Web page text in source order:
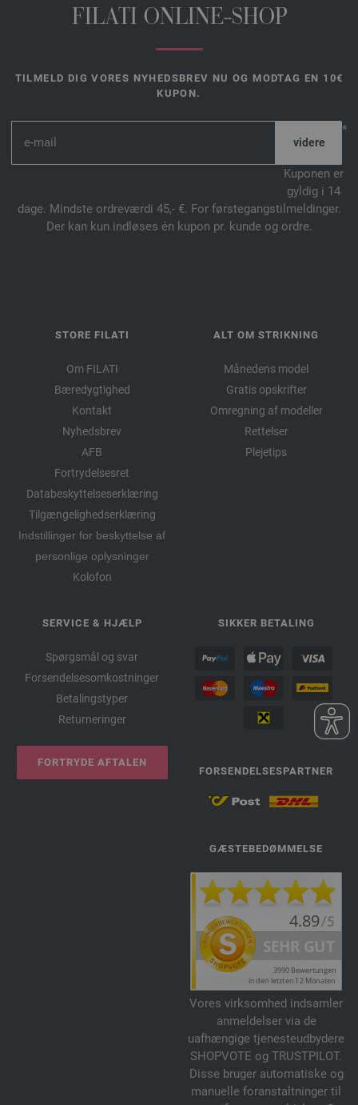
FILATI ONLINE-SHOP
TILMELD DIG VORES NYHEDSBREV NU OG MODTAG EN 10€
KUPON.
*
Kuponen er
gyldig i 14
dage. Mindste ordreværdi 45,- €. For førstegangstilmeldinger.
Der kan kun indløses én kupon pr. kunde og ordre.
STORE FILATI
Om FILATI
Bæredygtighed
Kontakt
Nyhedsbrev
AFB
Fortrydelsesret
Databeskyttelseserklæring
Tilgængelighedserklæring
Indstillinger for beskyttelse af
personlige oplysninger
Kolofon
ALT OM STRIKNING
Månedens model
Gratis opskrifter
Omregning af modeller
Rettelser
Plejetips
SERVICE & HJÆLP
Spørgsmål og svar
Forsendelsesomkostninger
Betalingstyper
Returneringer
FORTRYDE AFTALEN
SIKKER BETALING
FORSENDELSESPARTNER
GÆSTEBEDØMMELSE
Vores virksomhed indsamler
anmeldelser via de
uafhængige tjenesteudbydere
SHOPVOTE og TRUSTPILOT.
Disse bruger automatiske og
manuelle foranstaltninger til